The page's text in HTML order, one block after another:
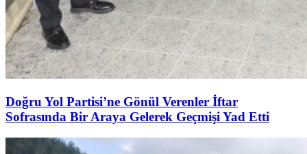
Doğru Yol Partisi’ne Gönül Verenler İftar
Sofrasında Bir Araya Gelerek Geçmişi Yad Etti